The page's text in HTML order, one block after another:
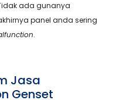
ada gunanya
panel anda sering
.
Jasa
Genset